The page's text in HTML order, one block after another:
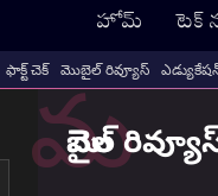
హోమ్ టెక్
ఫాక్ట్ చెక్ మొబైల్ రివ్యూస్
మొబైల్
మ